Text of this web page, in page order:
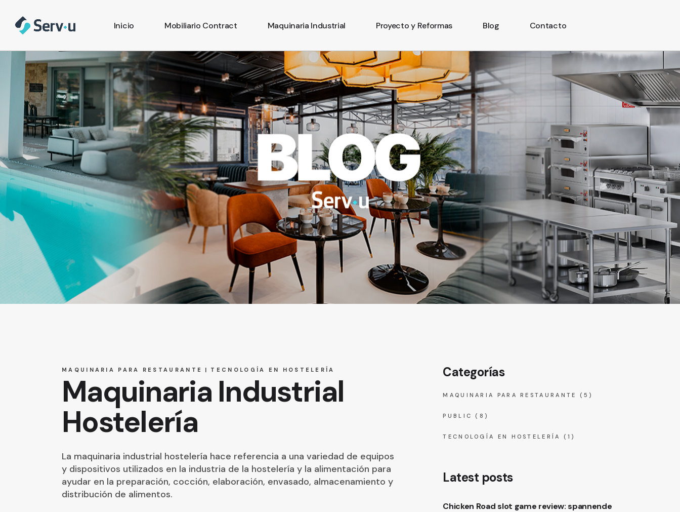
Inicio Mobiliario Contract Maquinaria Industrial Proyecto y Reformas Blog Contacto
MAQUINARIA PARA RESTAURANTE TECNOLOGÍA EN HOSTELERÍA
Maquinaria Industrial
Hostelería
La maquinaria industrial hostelería hace referencia a una variedad de equipos
y dispositivos utilizados en la industria de la hostelería y la alimentación para
ayudar en la preparación, cocción, elaboración, envasado, almacenamiento y
distribución de alimentos.
Categorías
MAQUINARIA PARA RESTAURANTE (5)
PUBLIC (8)
TECNOLOGÍA EN HOSTELERÍA (1)
Latest posts
Chicken Road slot game review: spannende